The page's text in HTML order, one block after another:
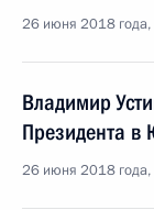
26 июня 2018
Владимир
Президента в
26 июня 2018